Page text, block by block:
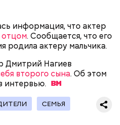
информация, что актер
отцом. Сообщается, что его
родила актеру мальчика.
Дмитрий Нагиев
второго сына. Об этом
интервью.
СЕМЬЯ
нужно легко
ним добавляются зелень
масло.
— поделился рецептом